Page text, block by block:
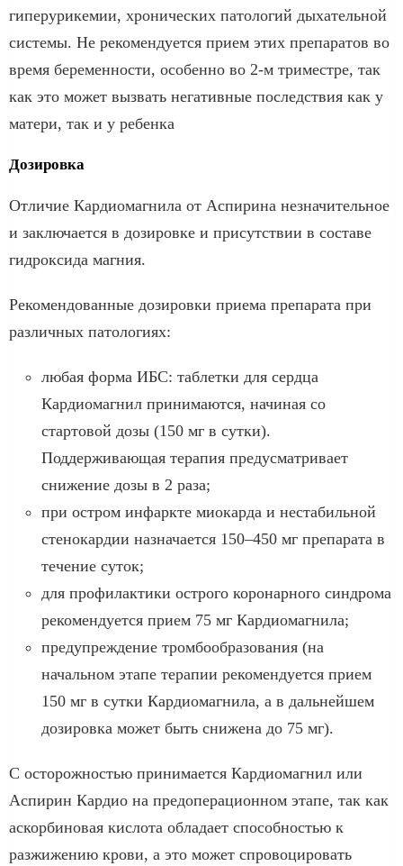
гиперурикемии, хронических патологий дыхательной
системы. Не рекомендуется прием этих препаратов во
время беременности, особенно во 2-м триместре, так
как это может вызвать негативные последствия как у
матери, так и у ребенка
Дозировка
Отличие Кардиомагнила от Аспирина незначительное
и заключается в дозировке и присутствии в составе
гидроксида магния.
Рекомендованные дозировки приема препарата при
различных патологиях:
любая форма ИБС: таблетки для сердца
Кардиомагнил принимаются, начиная со
стартовой дозы (150 мг в сутки).
Поддерживающая терапия предусматривает
снижение дозы в 2 раза;
при остром инфаркте миокарда и нестабильной
стенокардии назначается 150–450 мг препарата в
течение суток;
для профилактики острого коронарного синдрома
рекомендуется прием 75 мг Кардиомагнила;
предупреждение тромбообразования (на
начальном этапе терапии рекомендуется прием
150 мг в сутки Кардиомагнила, а в дальнейшем
дозировка может быть снижена до 75 мг).
С осторожностью принимается Кардиомагнил или
Аспирин Кардио на предоперационном этапе, так как
аскорбиновая кислота обладает способностью к
разжижению крови, а это может спровоцировать